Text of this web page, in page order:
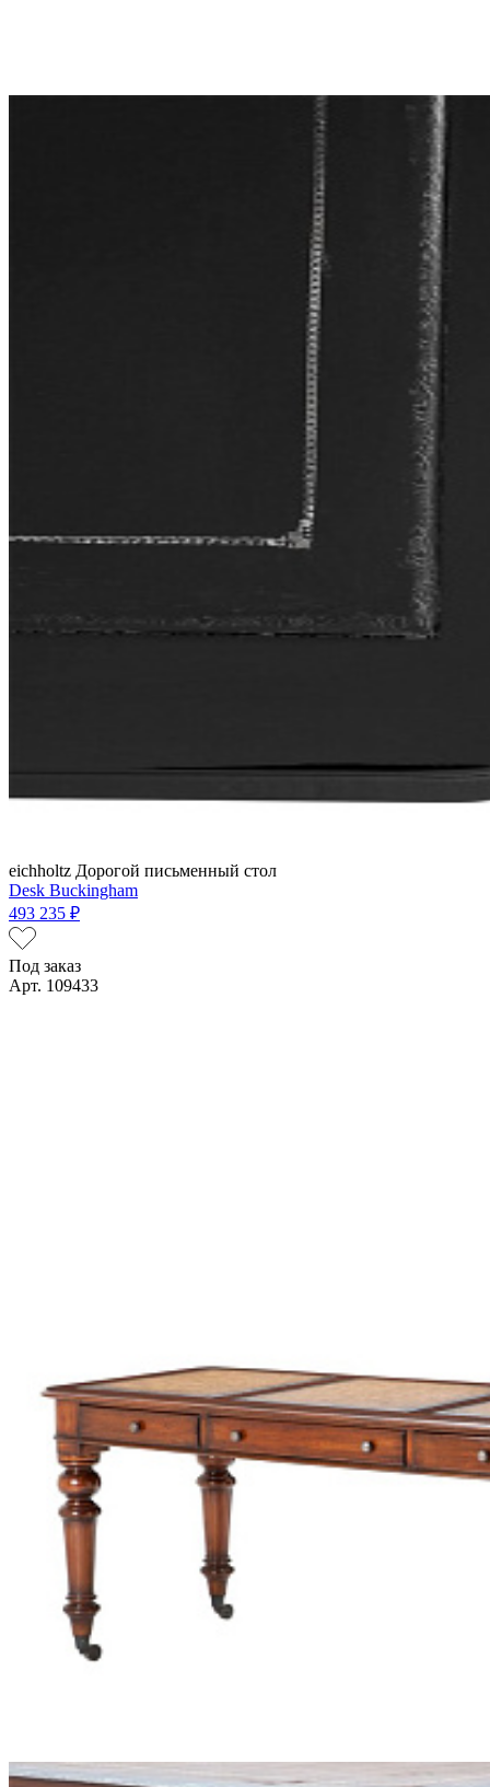
eichholtz Дорогой письменный стол
Desk Buckingham
493 235 ₽
Под заказ
Арт. 109433